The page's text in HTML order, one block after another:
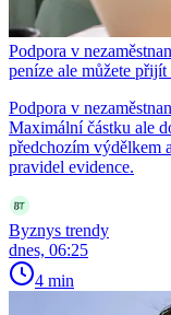
Podpora v
peníze ale můžete
Podpora v
Maximální částku ale
předchozím výdělkem
pravidel evidence.
Byznys trendy
dnes, 06:25
4 min